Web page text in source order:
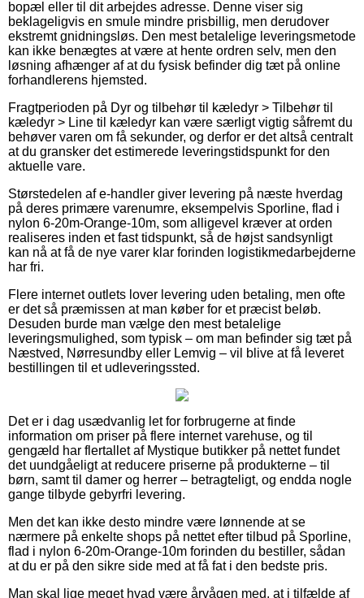
bopæl eller til dit arbejdes adresse. Denne viser sig
beklageligvis en smule mindre prisbillig, men derudover
ekstremt gnidningsløs. Den mest betalelige leveringsmetode
kan ikke benægtes at være at hente ordren selv, men den
løsning afhænger af at du fysisk befinder dig tæt på online
forhandlerens hjemsted.
Fragtperioden på Dyr og tilbehør til kæledyr > Tilbehør til
kæledyr > Line til kæledyr kan være særligt vigtig såfremt du
behøver varen om få sekunder, og derfor er det altså centralt
at du gransker det estimerede leveringstidspunkt for den
aktuelle vare.
Størstedelen af e-handler giver levering på næste hverdag
på deres primære varenumre, eksempelvis Sporline, flad i
nylon 6-20m-Orange-10m, som alligevel kræver at orden
realiseres inden et fast tidspunkt, så de højst sandsynligt
kan nå at få de nye varer klar forinden logistikmedarbejderne
har fri.
Flere internet outlets lover levering uden betaling, men ofte
er det så præmissen at man køber for et præcist beløb.
Desuden burde man vælge den mest betalelige
leveringsmulighed, som typisk – om man befinder sig tæt på
Næstved, Nørresundby eller Lemvig – vil blive at få leveret
bestillingen til et udleveringssted.
Det er i dag usædvanlig let for forbrugerne at finde
information om priser på flere internet varehuse, og til
gengæld har flertallet af Mystique butikker på nettet fundet
det uundgåeligt at reducere priserne på produkterne – til
børn, samt til damer og herrer – betragteligt, og endda nogle
gange tilbyde gebyrfri levering.
Men det kan ikke desto mindre være lønnende at se
nærmere på enkelte shops på nettet efter tilbud på Sporline,
flad i nylon 6-20m-Orange-10m forinden du bestiller, sådan
at du er på den sikre side med at få fat i den bedste pris.
Man skal lige meget hvad være årvågen med, at i tilfælde af